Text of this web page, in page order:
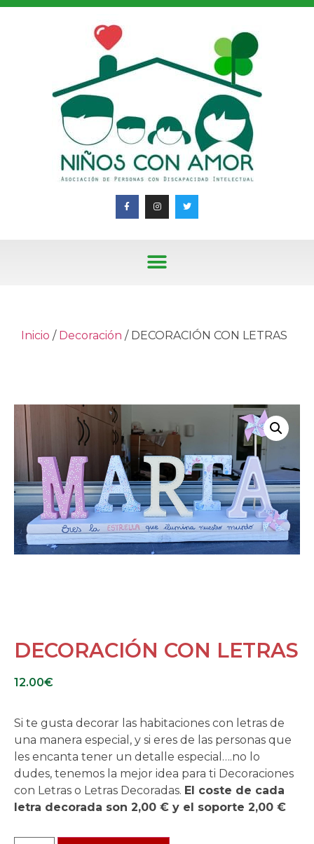
Inicio / Decoración / DECORACIÓN CON LETRAS
DECORACIÓN CON LETRAS
12.00€
Si te gusta decorar las habitaciones con letras de
una manera especial, y si eres de las personas que
les encanta tener un detalle especial….no lo
dudes, tenemos la mejor idea para ti Decoraciones
con Letras o Letras Decoradas. El coste de cada
letra decorada son 2,00 € y el soporte 2,00 €